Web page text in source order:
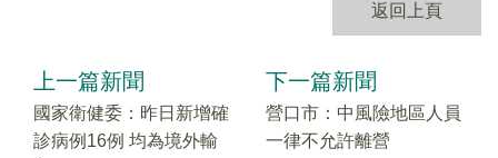
返回上頁
上一篇新聞
國家衛健委：昨日新增確
診病例16例 均為境外輸
下一篇新聞
營口市：中風險地區人員
一律不允許離營